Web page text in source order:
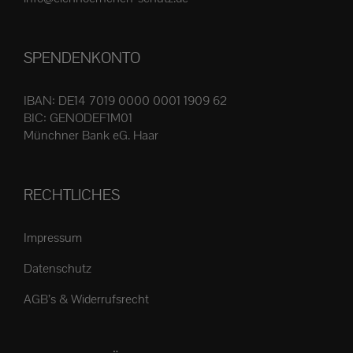
werden
SPENDENKONTO
IBAN: DE14 7019 0000 0001 1909 62
BIC: GENODEF1M01
Münchner Bank eG. Haar
RECHTLICHES
Impressum
Datenschutz
AGB’s & Widerrufsrecht